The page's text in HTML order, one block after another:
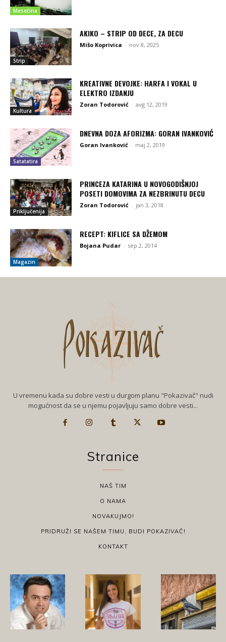
Mesečina
Strip
AKIKO – STRIP OD DECE, ZA DECU
Mišo Koprivica - nov 8, 2025
Kultura
KREATIVNE DEVOJKE: HARFA I VOKAL U
ELEKTRO IZDANJU
Zoran Todorović - avg 12, 2019
Satatatira
DNEVNA DOZA AFORIZMA: GORAN IVANKOVIĆ
Goran Ivanković - maj 2, 2019
Priključenija
PRINCEZA KATARINA U NOVOGODIŠNJOJ
POSETI DOMOVIMA ZA NEZBRINUTU DECU
Zoran Todorović - jan 3, 2018
Magazin
RECEPT: KIFLICE SA DŽEMOM
Bojana Pudar - sep 2, 2014
U vremenu kada su dobre vesti u durgom planu "Pokazivač" nudi
mogućnost da se u njemu pojavljuju samo dobre vesti...
Stranice
NAŠ TIM
O NAMA
NOVAKUJMO!
PRIDRUŽI SE NAŠEM TIMU, BUDI POKAZIVAČ!
KONTAKT